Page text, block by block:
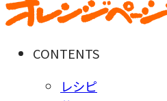
CONTENTS
レシピ